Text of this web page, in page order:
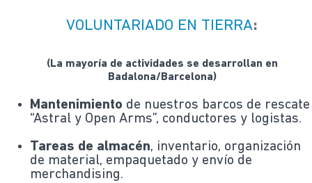
VOLUNTARIADO EN TIERRA:
(La mayoría de actividades se desarrollan en
Badalona/Barcelona)
Mantenimiento de nuestros barcos de rescate
“Astral y Open Arms”, conductores y logistas.
Tareas de almacén, inventario, organización
de material, empaquetado y envío de
merchandising.